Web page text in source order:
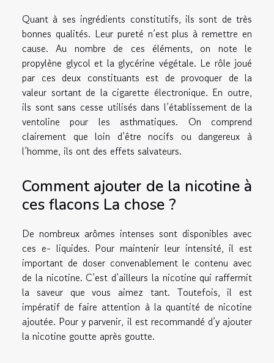
Quant à ses ingrédients constitutifs, ils sont de très
bonnes qualités. Leur pureté n’est plus à remettre en
cause. Au nombre de ces éléments, on note le
propylène glycol et la glycérine végétale. Le rôle joué
par ces deux constituants est de provoquer de la
valeur sortant de la cigarette électronique. En outre,
ils sont sans cesse utilisés dans l’établissement de la
ventoline pour les asthmatiques. On comprend
clairement que loin d’être nocifs ou dangereux à
l’homme, ils ont des effets salvateurs.
Comment ajouter de la nicotine à
ces flacons La chose ?
De nombreux arômes intenses sont disponibles avec
ces e- liquides. Pour maintenir leur intensité, il est
important de doser convenablement le contenu avec
de la nicotine. C’est d’ailleurs la nicotine qui raffermit
la saveur que vous aimez tant. Toutefois, il est
impératif de faire attention à la quantité de nicotine
ajoutée. Pour y parvenir, il est recommandé d’y ajouter
la nicotine goutte après goutte.